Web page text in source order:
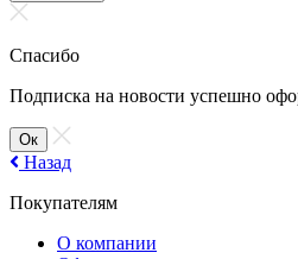
Спасибо
Подписка на новости успешно
Ок
Назад
Покупателям
О компании